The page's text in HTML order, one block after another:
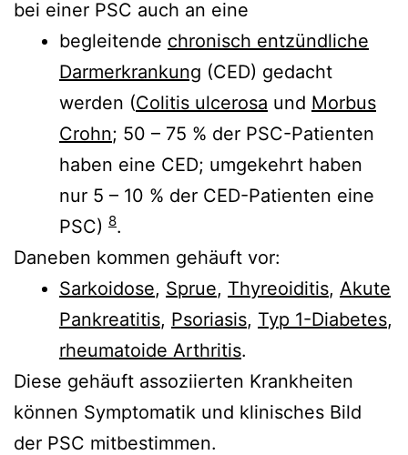
bei einer PSC auch an eine
begleitende chronisch entzündliche
Darmerkrankung (CED) gedacht
werden (Colitis ulcerosa und Morbus
Crohn; 50 – 75 % der PSC-Patienten
haben eine CED; umgekehrt haben
nur 5 – 10 % der CED-Patienten eine
PSC) 8.
Daneben kommen gehäuft vor:
Sarkoidose, Sprue, Thyreoiditis, Akute
Pankreatitis, Psoriasis, Typ 1-Diabetes,
rheumatoide Arthritis.
Diese gehäuft assoziierten Krankheiten
können Symptomatik und klinisches Bild
der PSC mitbestimmen.